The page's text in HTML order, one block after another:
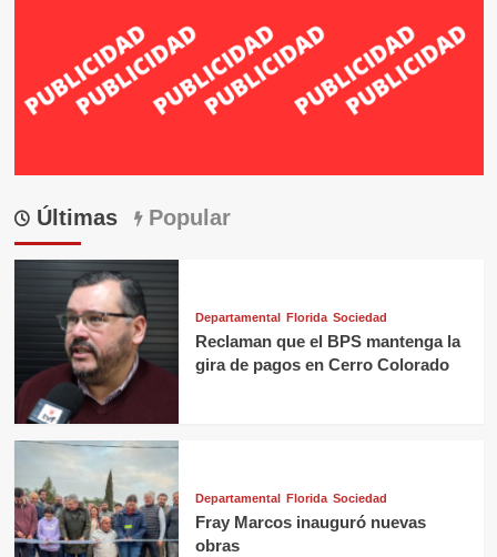
Últimas Popular
Departamental Florida Sociedad
Reclaman que el BPS mantenga la
gira de pagos en Cerro Colorado
Departamental Florida Sociedad
Fray Marcos inauguró nuevas
obras